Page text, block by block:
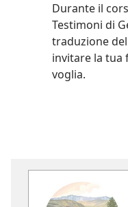
Durante il
Testimoni di
traduzione
invitare la tua
voglia.